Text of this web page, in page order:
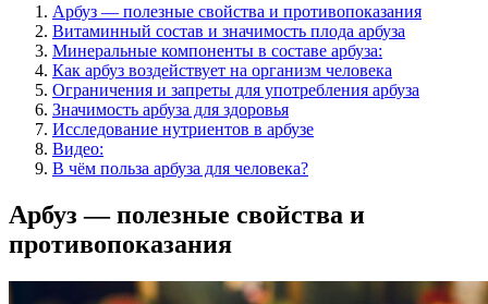
Арбуз — полезные свойства и противопоказания
Витаминный состав и значимость плода арбуза
Минеральные компоненты в составе арбуза:
Как арбуз воздействует на организм человека
Ограничения и запреты для употребления арбуза
Значимость арбуза для здоровья
Исследование нутриентов в арбузе
Видео:
В чём польза арбуза для человека?
Арбуз — полезные свойства и
противопоказания